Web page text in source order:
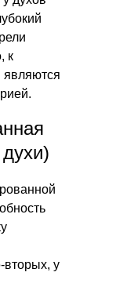
к
вторых, у